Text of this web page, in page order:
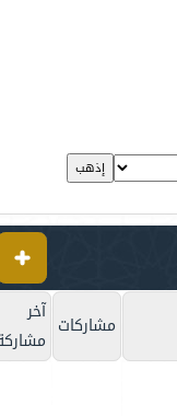
مشاركات آخر